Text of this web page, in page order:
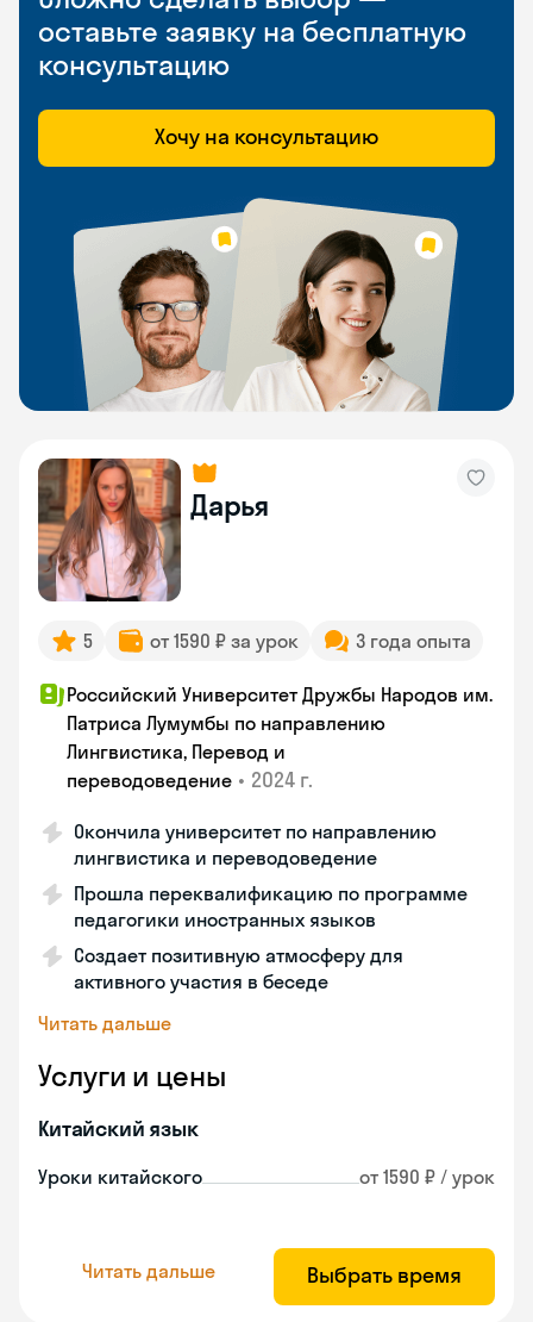
оставьте заявку на бесплатную
консультацию
Хочу на консультацию
Дарья
5 от 1590 ₽ за урок 3 года опыта
Российский Университет Дружбы Народов им.
Патриса Лумумбы по направлению
Лингвистика, Перевод и
переводоведение • 2024 г.
Окончила университет по направлению
лингвистика и переводоведение
Прошла переквалификацию по программе
педагогики иностранных языков
Создает позитивную атмосферу для
активного участия в беседе
Читать дальше
Услуги и цены
Китайский язык
Уроки китайского от 1590 ₽ / урок
Читать дальше Выбрать время